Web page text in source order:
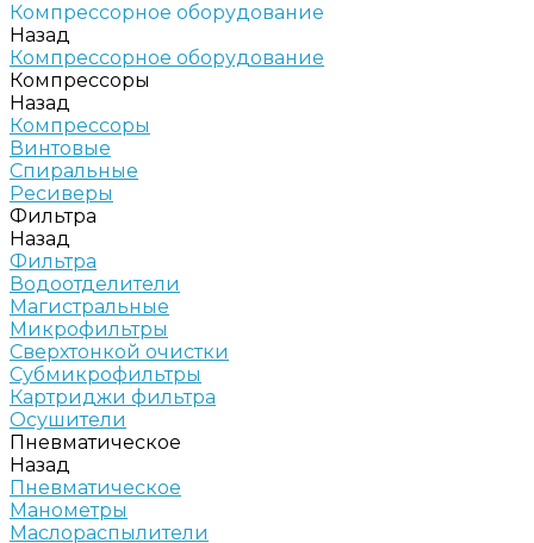
Компрессорное оборудование
Назад
Компрессорное оборудование
Компрессоры
Назад
Компрессоры
Винтовые
Спиральные
Ресиверы
Фильтра
Назад
Фильтра
Водоотделители
Магистральные
Микрофильтры
Сверхтонкой очистки
Субмикрофильтры
Картриджи фильтра
Осушители
Пневматическое
Назад
Пневматическое
Манометры
Маслораспылители